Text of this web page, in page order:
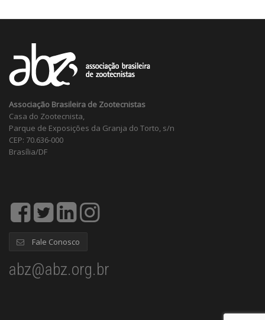
Associação Brasileira de Zootecnistas
Casa do Zootecnista,
Parque de Exposições da Granja do Torto, s/n
CEP: 70.636-000
Brasília/DF
Fale Conosco
abz@abz.org.br